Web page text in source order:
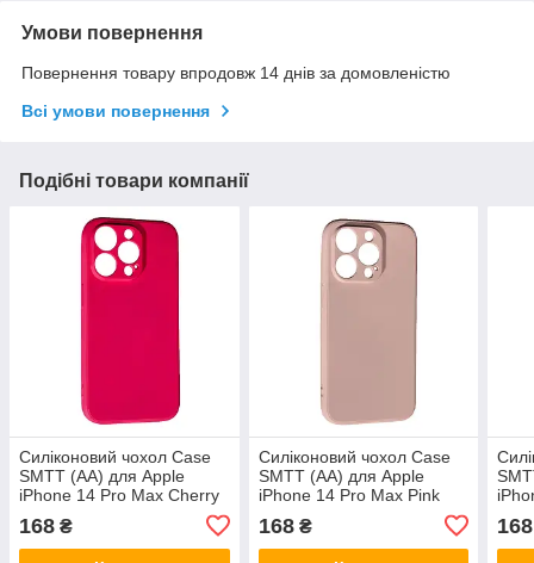
Умови повернення
Повернення товару впродовж 14 днів за домовленістю
Всі умови повернення
Подібні товари компанії
Силіконовий чохол Case
SMTT (AA) для Apple
iPhone 14 Pro Max Cherry
168 ₴
Силіконовий чохол Case
SMTT (AA) для Apple
iPhone 14 Pro Max Pink
168₴ 168